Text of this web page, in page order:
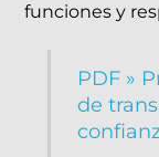
funciones y
PDF »
de